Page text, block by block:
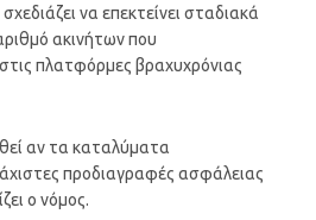
να επεκτείνει σταδιακά
ακινήτων που
πλατφόρμες βραχυχρόνιας
αν τα καταλύματα
προδιαγραφές ασφάλειας
ο νόμος.